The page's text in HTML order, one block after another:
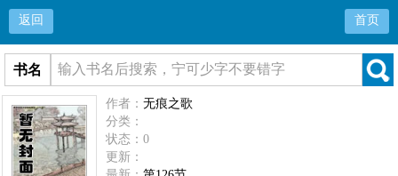
返回 首页
书名
作者：无痕之歌
分类：
状态：0
更新：